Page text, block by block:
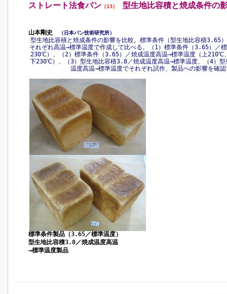
ストレート法食パン（13） 型生地比容積と焼成条件の
山本剛史 （日本パン技術研究所）
型生地比容積と焼成条件の影響を比較。標準条件（型生地比容積3.65
それぞれ高温→標準温度で作成して比べる。（1）標準条件（3.65）／
230℃）、（2）標準条件（3.65）／焼成温度高温→標準温度（上
下230℃）、（3）型生地比容積3.8／焼成温度高温→標準温度、（4）
温度高温→標準温度でそれぞれ試作、製品への影響を確
標準条件製品（3.65／標準温度）
型生地比容積3.8／焼成温度高温
→標準温度製品